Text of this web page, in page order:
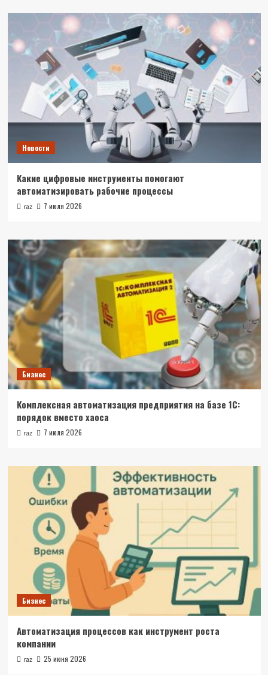
Новости
Какие цифровые инструменты помогают
автоматизировать рабочие процессы
raz 7 июля 2026
Бизнес
Комплексная автоматизация предприятия на базе 1С:
порядок вместо хаоса
raz 7 июля 2026
Бизнес
Автоматизация процессов как инструмент роста
компании
raz 25 июня 2026